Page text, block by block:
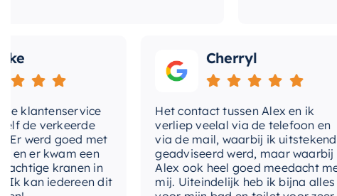
verkeerde
goed met
kwam een
kranen in
iedereen dit
Cherryl
Het contact tussen Alex en ik
verliep veelal via de telefoon en
via de mail, waarbij ik uitstekend
geadviseerd werd, maar waarbij
Alex ook heel goed meedacht met
mij. Uiteindelijk heb ik bijna alles